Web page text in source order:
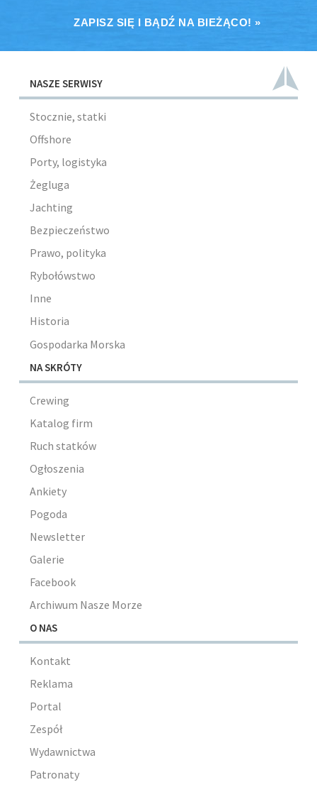
ZAPISZ SIĘ I BĄDŹ NA BIEŻĄCO! »
NASZE SERWISY
Stocznie, statki
Offshore
Porty, logistyka
Żegluga
Jachting
Bezpieczeństwo
Prawo, polityka
Rybołówstwo
Inne
Historia
Gospodarka Morska
NA SKRÓTY
Crewing
Katalog firm
Ruch statków
Ogłoszenia
Ankiety
Pogoda
Newsletter
Galerie
Facebook
Archiwum Nasze Morze
O NAS
Kontakt
Reklama
Portal
Zespół
Wydawnictwa
Patronaty